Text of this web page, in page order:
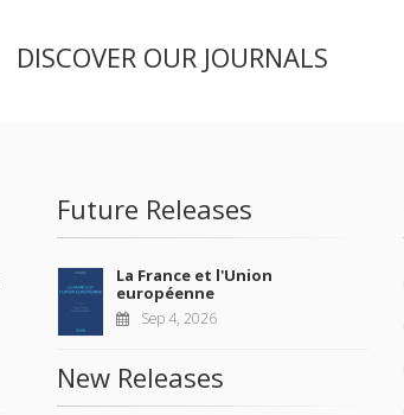
DISCOVER OUR JOURNALS
Future Releases
La France et l'Union
européenne
Sep 4, 2026
New Releases